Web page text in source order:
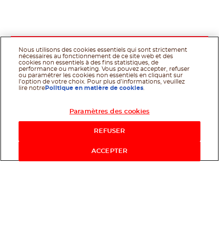
Nous utilisons des cookies essentiels qui sont strictement
nécessaires au fonctionnement de ce site web et des
cookies non essentiels à des fins statistiques, de
performance ou marketing. Vous pouvez accepter, refuser
ou paramétrer les cookies non essentiels en cliquant sur
l’option de votre choix. Pour plus d’informations, veuillez
lire notre Politique en matière de cookies
Paramètres des cookies
REFUSER
ACCEPTER